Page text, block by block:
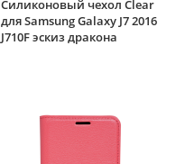
Силиконовый чехол Clear
для Samsung Galaxy J7 2016
J710F эскиз дракона